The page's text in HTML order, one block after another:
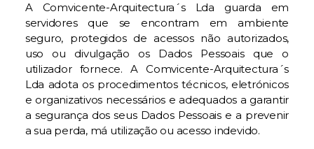
A Comvicente-Arquitectura´s Lda guarda em
servidores que se encontram em ambiente
seguro, protegidos de acessos não autorizados,
uso ou divulgação os Dados Pessoais que o
utilizador fornece. A Comvicente-Arquitectura´s
Lda adota os procedimentos técnicos, eletrónicos
e organizativos necessários e adequados a garantir
a segurança dos seus Dados Pessoais e a prevenir
a sua perda, má utilização ou acesso indevido.